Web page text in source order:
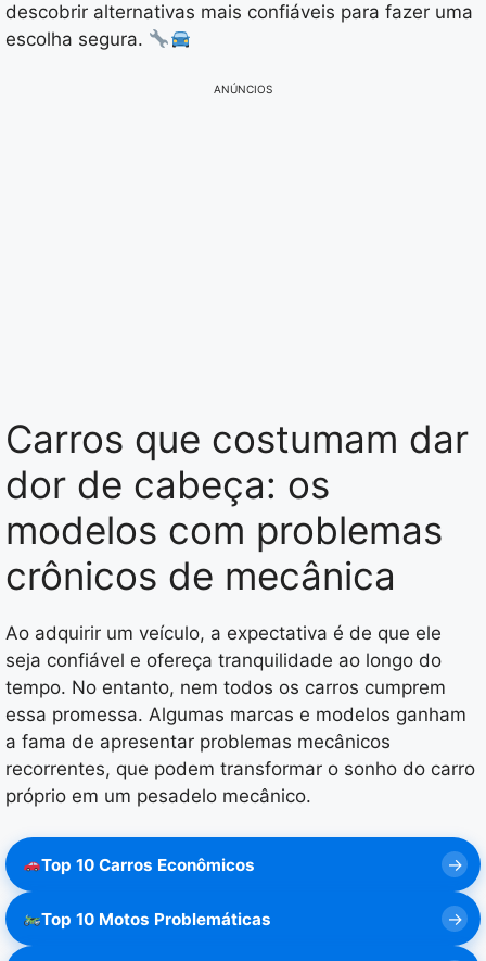
descobrir alternativas mais confiáveis para fazer uma
escolha segura.
ANÚNCIOS
Carros que costumam dar
dor de cabeça: os
modelos com problemas
crônicos de mecânica
Ao adquirir um veículo, a expectativa é de que ele
seja confiável e ofereça tranquilidade ao longo do
tempo. No entanto, nem todos os carros cumprem
essa promessa. Algumas marcas e modelos ganham
a fama de apresentar problemas mecânicos
recorrentes, que podem transformar o sonho do carro
próprio em um pesadelo mecânico.
Top 10 Carros Econômicos
Top 10 Motos Problemáticas